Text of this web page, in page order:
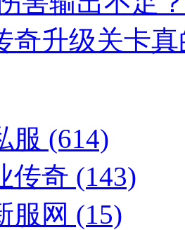
奇升级关卡
服 (614)
传奇 (143)
服网 (15)